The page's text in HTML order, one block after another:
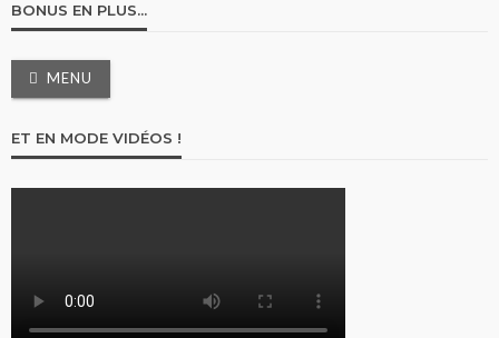
BONUS EN PLUS…
MENU
ET EN MODE VIDÉOS !